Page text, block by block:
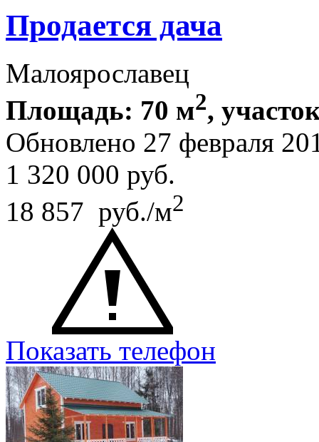
Продается дача
Малоярославец
Площадь: 70 м2,
Обновлено 27 февраля
1 320 000 руб.
18 857 руб./м2
Показать телефон